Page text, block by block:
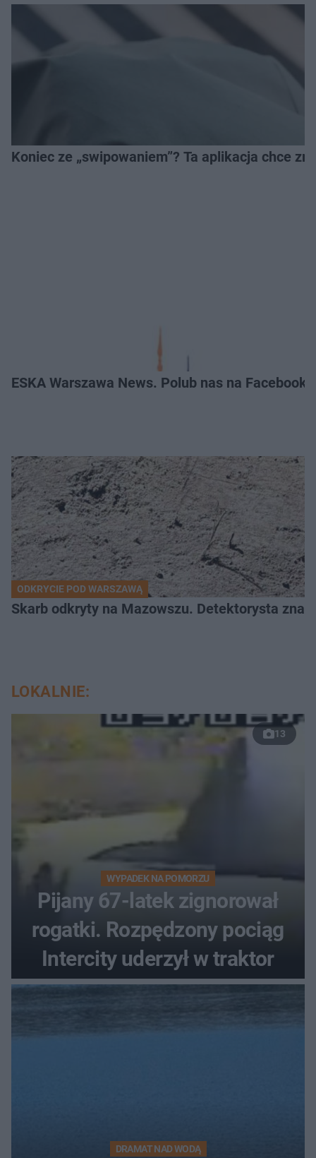
Koniec ze „swipowaniem”? Ta aplikacja chce
ESKA Warszawa News. Polub nas na
ODKRYCIE POD WARSZAWĄ
Skarb odkryty na Mazowszu. Detektorysta
LOKALNIE:
13
WYPADEK NA POMORZU
Pijany 67-latek zignorował
rogatki. Rozpędzony pociąg
Intercity uderzył w traktor
DRAMAT NAD WODĄ